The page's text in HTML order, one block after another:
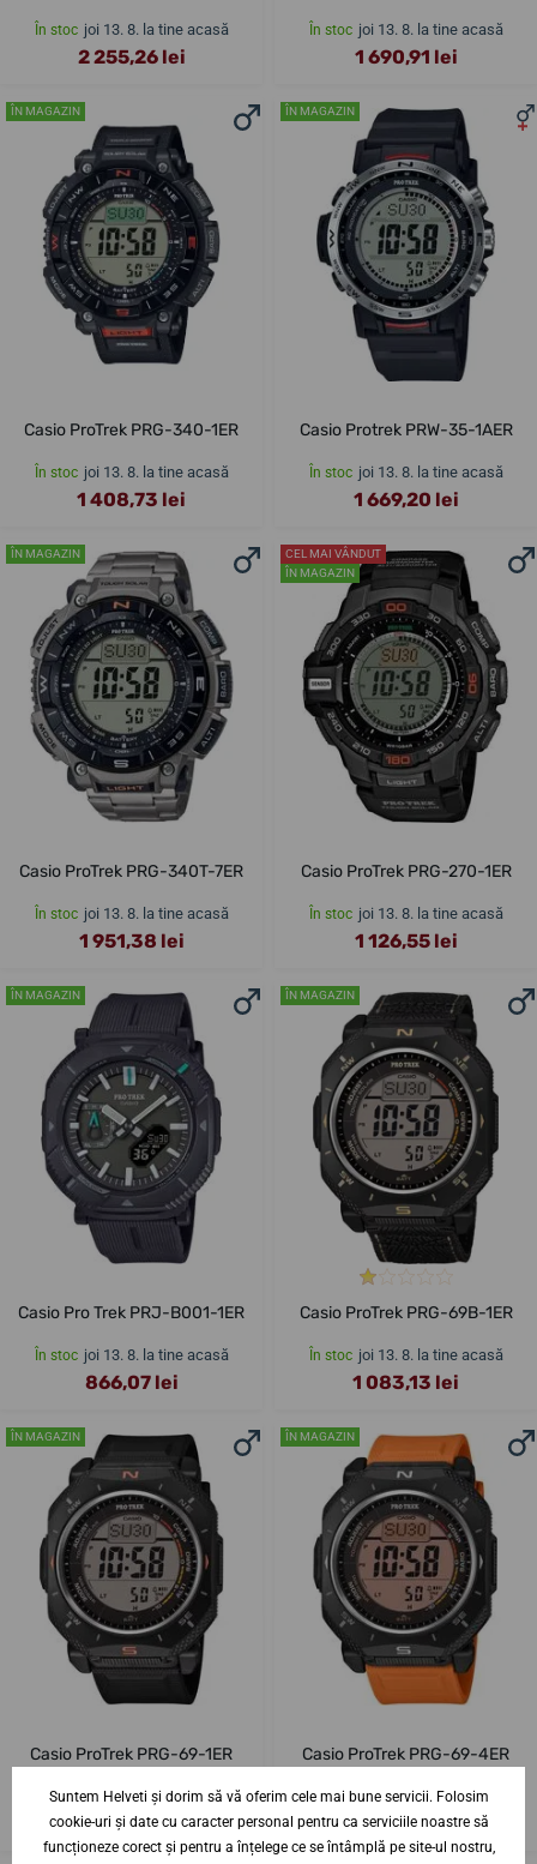
În stoc joi 13. 8. la tine acasă
2 255,26 lei
În stoc joi 13. 8. la tine acasă
1 690,91 lei
ÎN MAGAZIN
Casio ProTrek PRG-340-1ER
În stoc joi 13. 8. la tine acasă
1 408,73 lei
ÎN MAGAZIN
Casio Protrek PRW-35-1AER
În stoc joi 13. 8. la tine acasă
1 669,20 lei
ÎN MAGAZIN
Casio ProTrek PRG-340T-7ER
În stoc joi 13. 8. la tine acasă
1 951,38 lei
CEL MAI VÂNDUT
ÎN MAGAZIN
Casio ProTrek PRG-270-1ER
În stoc joi 13. 8. la tine acasă
1 126,55 lei
ÎN MAGAZIN
Casio Pro Trek PRJ-B001-1ER
În stoc joi 13. 8. la tine acasă
866,07 lei
ÎN MAGAZIN
Casio ProTrek PRG-69B-1ER
În stoc joi 13. 8. la tine acasă
1 083,13 lei
ÎN MAGAZIN
Casio ProTrek PRG-69-1ER
În stoc joi 13. 8. la tine acasă
1 083,13 lei
ÎN MAGAZIN
Casio ProTrek PRG-69-4ER
În stoc joi 13. 8. la tine acasă
1 083,13 lei
Suntem Helveti și dorim să vă oferim cele mai bune servicii. Folosim
cookie-uri și date cu caracter personal pentru ca serviciile noastre să
funcționeze corect și pentru a înțelege ce se întâmplă pe site-ul nostru,